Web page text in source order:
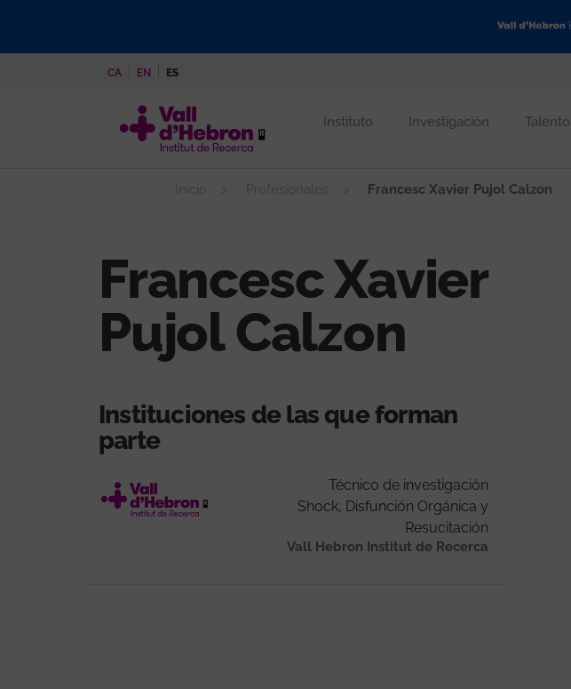
CA EN ES
Instituto Investigación Talento
Profesionales Francesc Xavier Pujol Calzon
Francesc Xavier
Pujol Calzon
Instituciones de las que forman
parte
Técnico de investigación
Shock, Disfunción Orgánica y
Resucitación
Vall Hebron Institut de Recerca